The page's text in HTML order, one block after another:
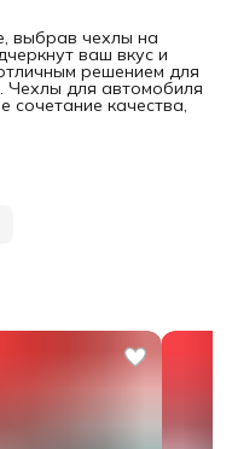
выбрав чехлы на
ваш вкус и
решением для
Чехлы для автомобиля
сочетание качества,